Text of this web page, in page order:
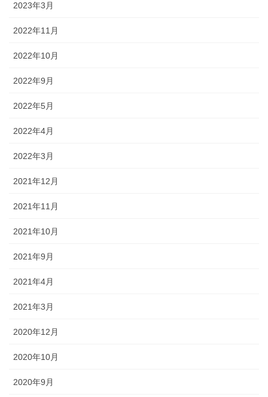
2023年3月
2022年11月
2022年10月
2022年9月
2022年5月
2022年4月
2022年3月
2021年12月
2021年11月
2021年10月
2021年9月
2021年4月
2021年3月
2020年12月
2020年10月
2020年9月